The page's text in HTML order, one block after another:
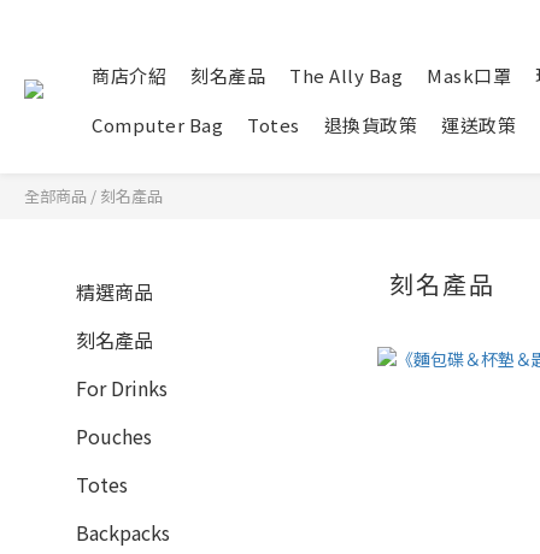
商店介紹 刻名產品 The Ally Bag Mask口罩
Computer Bag
Totes 退換貨政策 運送政策
全部商品 / 刻名產品
精選商品
刻名產品
For Drinks
Pouches
Totes
Backpacks
刻名產品